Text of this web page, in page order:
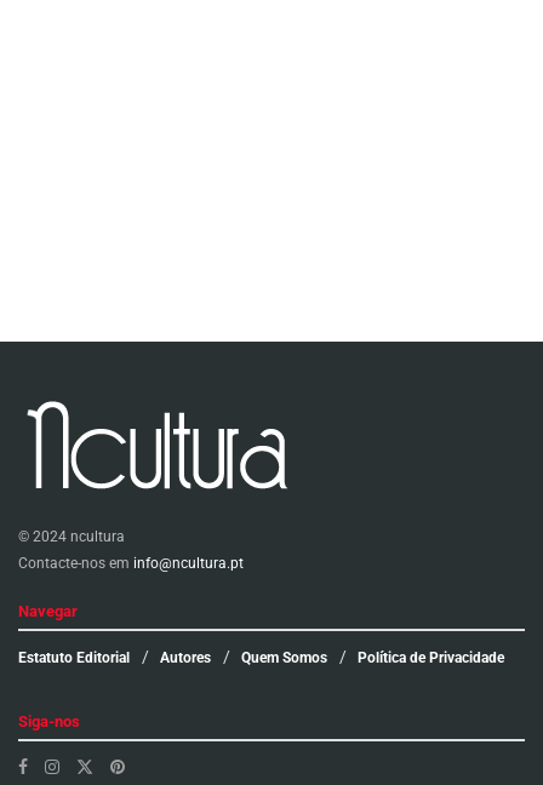
© 2024 ncultura
Contacte-nos em info@ncultura.pt
Navegar
Estatuto Editorial Autores Quem Somos Política de Privacidade
Siga-nos